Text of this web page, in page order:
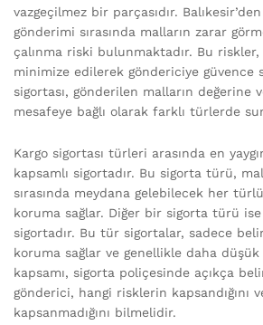
vazgeçilmez bir parçasıdır.
gönderimi sırasında malların zarar
çalınma riski bulunmaktadır. Bu
minimize edilerek göndericiye güvence
sigortası, gönderilen malların değerine
mesafeye bağlı olarak farklı türlerde
Kargo sigortası türleri arasında en
kapsamlı sigortadır. Bu sigorta türü,
sırasında meydana gelebilecek her
koruma sağlar. Diğer bir sigorta türü ise
sigortadır. Bu tür sigortalar, sadece
koruma sağlar ve genellikle daha
kapsamı, sigorta poliçesinde açıkça
gönderici, hangi risklerin kapsandığını
kapsanmadığını bilmelidir.